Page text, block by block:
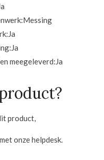
Messing
Ja
Ja
meegeleverd:Ja
product,
met onze helpdesk.